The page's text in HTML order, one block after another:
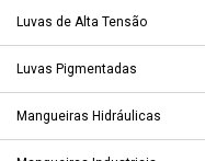
Luvas de Alta Tensão
Luvas Pigmentadas
Mangueiras Hidráulicas